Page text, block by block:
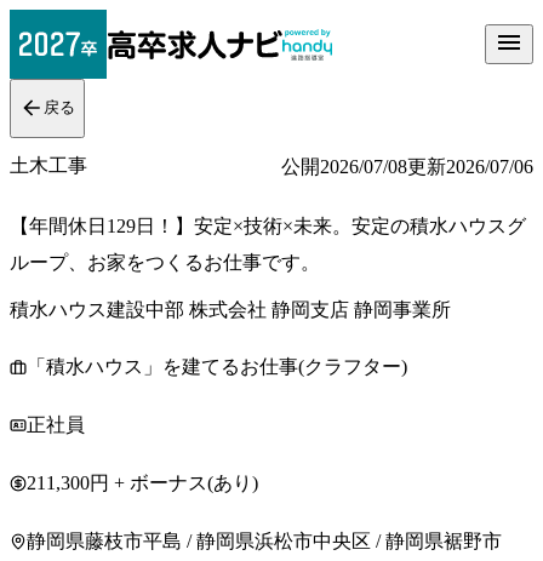
戻る
土木工事 公開2026/07/08更新2026/07/06
【年間休日129日！】安定×技術×未来。安定の積水ハウスグ
ループ、お家をつくるお仕事です。
積水ハウス建設中部 株式会社 静岡支店 静岡事業所
「積水ハウス」を建てるお仕事(クラフター)
正社員
211,300円 + ボーナス(あり)
静岡県藤枝市平島 / 静岡県浜松市中央区 / 静岡県裾野市